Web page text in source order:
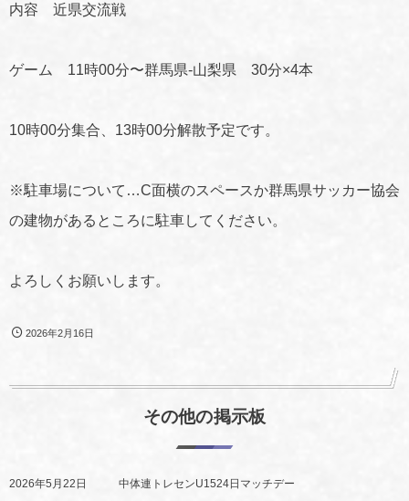
内容 近県交流戦
ゲーム 11時00分〜群馬県-山梨県 30分×4本
10時00分集合、13時00分解散予定です。
※駐車場について…C面横のスペースか群馬県サッカー協会
の建物があるところに駐車してください。
よろしくお願いします。
2026年2月16日
その他の掲示板
2026年5月22日 中体連トレセンU1524日マッチデー